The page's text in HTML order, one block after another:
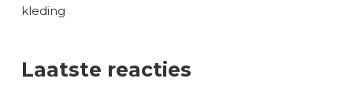
kleding
Laatste reacties